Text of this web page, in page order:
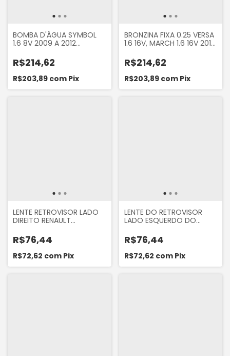
BOMBA D'ÁGUA SYMBOL
1.6 8V 2009 A 2012
SCENIC 1.8 8V 1995 A 2002
R$214,62
R$203,89 com Pix
BRONZINA FIXA 0.25 VERSA
1.6 16V, MARCH 1.6 16V 2012
SANDERO 1.6 16V
R$214,62
R$203,89 com Pix
LENTE RETROVISOR LADO
DIREITO RENAULT
DUSTER
R$76,44
R$72,62 com Pix
LENTE DO RETROVISOR
LADO ESQUERDO DO
DUSTER
R$76,44
R$72,62 com Pix